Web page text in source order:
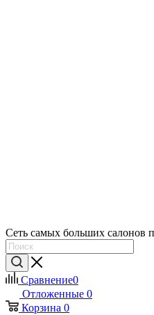
Сеть самых больших салонов
Сравнение0
Отложенные 0
Корзина 0